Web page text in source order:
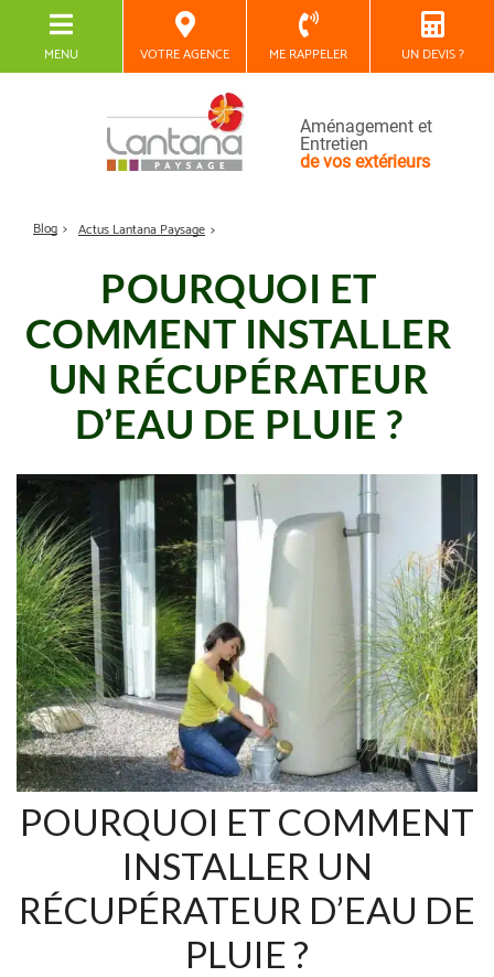
MENU VOTRE AGENCE ME RAPPELER UN DEVIS ?
Aménagement et
Entretien
de vos extérieurs
Blog Actus Lantana Paysage
POURQUOI ET
COMMENT INSTALLER
UN RÉCUPÉRATEUR
D’EAU DE PLUIE ?
POURQUOI ET COMMENT
INSTALLER UN
RÉCUPÉRATEUR D’EAU DE
PLUIE ?